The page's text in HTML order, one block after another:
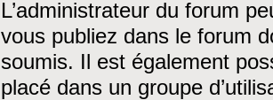
L’administrateur du forum
vous publiez dans le forum
soumis. Il est également
placé dans un groupe